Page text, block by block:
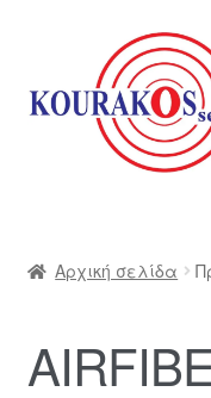
Απευθείας
μετάβαση
στην
πλοήγηση
Μετάβαση
περιεχόμενο
BlogΑρχική σελίδα